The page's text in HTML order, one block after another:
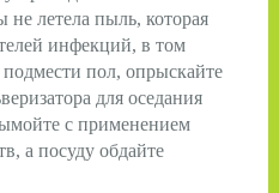
летела пыль, которая
инфекций, в том
пол, опрыскайте
для оседания
с применением
а посуду обдайте